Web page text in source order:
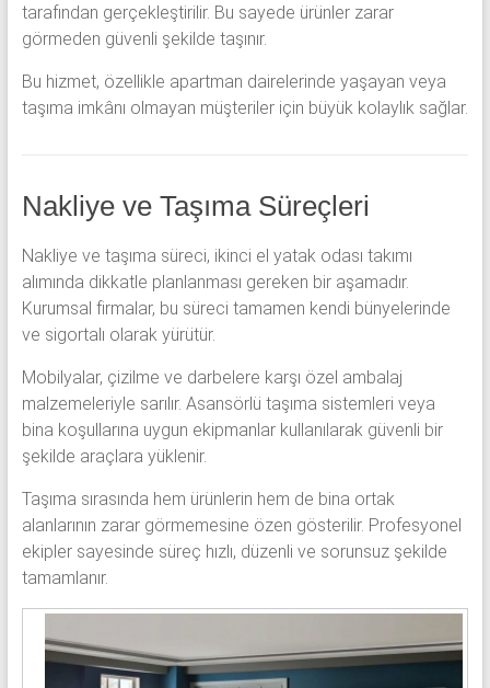
tarafından gerçekleştirilir. Bu sayede ürünler zarar
görmeden güvenli şekilde taşınır.
Bu hizmet, özellikle apartman dairelerinde yaşayan veya
taşıma imkânı olmayan müşteriler için büyük kolaylık sağlar.
Nakliye ve Taşıma Süreçleri
Nakliye ve taşıma süreci, ikinci el yatak odası takımı
alımında dikkatle planlanması gereken bir aşamadır.
Kurumsal firmalar, bu süreci tamamen kendi bünyelerinde
ve sigortalı olarak yürütür.
Mobilyalar, çizilme ve darbelere karşı özel ambalaj
malzemeleriyle sarılır. Asansörlü taşıma sistemleri veya
bina koşullarına uygun ekipmanlar kullanılarak güvenli bir
şekilde araçlara yüklenir.
Taşıma sırasında hem ürünlerin hem de bina ortak
alanlarının zarar görmemesine özen gösterilir. Profesyonel
ekipler sayesinde süreç hızlı, düzenli ve sorunsuz şekilde
tamamlanır.